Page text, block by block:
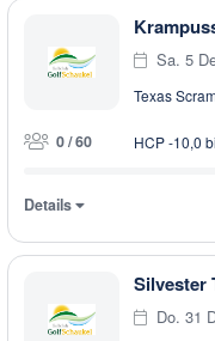
Sa. 5
Texas
0 / 60 HCP -10,0
Details
Silvester
Do. 31